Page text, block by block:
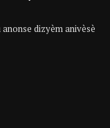
dizyèm anivèsè